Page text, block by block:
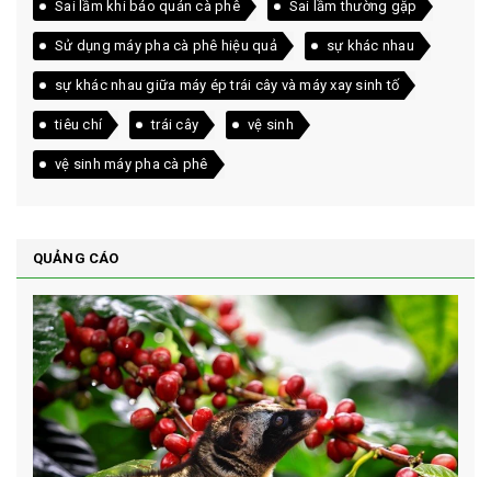
Sai lầm khi bảo quản cà phê Sai lầm thường gặp
Sử dụng máy pha cà phê hiệu quả sự khác nhau
sự khác nhau giữa máy ép trái cây và máy xay sinh tố
tiêu chí trái cây vệ sinh
vệ sinh máy pha cà phê
QUẢNG CÁO